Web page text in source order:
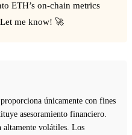
ETH’s on-chain metrics
me know! 🚀
únicamente con fines
asesoramiento financiero.
altamente volátiles. Los